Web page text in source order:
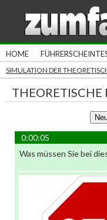
HOME
SIMULATION DER
0:00:06
Was müssen Sie bei